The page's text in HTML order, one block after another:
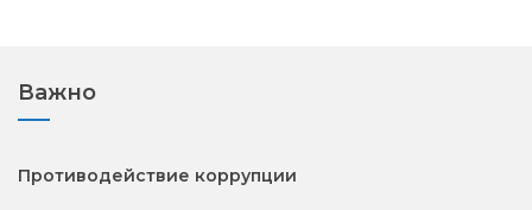
Важно
Противодействие коррупции